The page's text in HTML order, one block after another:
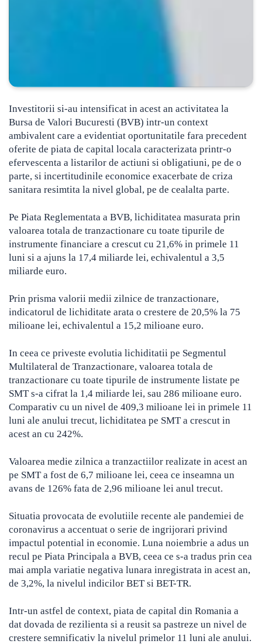
Investitorii si-au intensificat in acest an activitatea la
Bursa de Valori Bucuresti (BVB) intr-un context
ambivalent care a evidentiat oportunitatile fara precedent
oferite de piata de capital locala caracterizata printr-o
efervescenta a listarilor de actiuni si obligatiuni, pe de o
parte, si incertitudinile economice exacerbate de criza
sanitara resimtita la nivel global, pe de cealalta parte.
Pe Piata Reglementata a BVB, lichiditatea masurata prin
valoarea totala de tranzactionare cu toate tipurile de
instrumente financiare a crescut cu 21,6% in primele 11
luni si a ajuns la 17,4 miliarde lei, echivalentul a 3,5
miliarde euro.
Prin prisma valorii medii zilnice de tranzactionare,
indicatorul de lichiditate arata o crestere de 20,5% la 75
milioane lei, echivalentul a 15,2 milioane euro.
In ceea ce priveste evolutia lichiditatii pe Segmentul
Multilateral de Tranzactionare, valoarea totala de
tranzactionare cu toate tipurile de instrumente listate pe
SMT s-a cifrat la 1,4 miliarde lei, sau 286 milioane euro.
Comparativ cu un nivel de 409,3 milioane lei in primele 11
luni ale anului trecut, lichiditatea pe SMT a crescut in
acest an cu 242%.
Valoarea medie zilnica a tranzactiilor realizate in acest an
pe SMT a fost de 6,7 milioane lei, ceea ce inseamna un
avans de 126% fata de 2,96 milioane lei anul trecut.
Situatia provocata de evolutiile recente ale pandemiei de
coronavirus a accentuat o serie de ingrijorari privind
impactul potential in economie. Luna noiembrie a adus un
recul pe Piata Principala a BVB, ceea ce s-a tradus prin cea
mai ampla variatie negativa lunara inregistrata in acest an,
de 3,2%, la nivelul indicilor BET si BET-TR.
Intr-un astfel de context, piata de capital din Romania a
dat dovada de rezilienta si a reusit sa pastreze un nivel de
crestere semnificativ la nivelul primelor 11 luni ale anului.